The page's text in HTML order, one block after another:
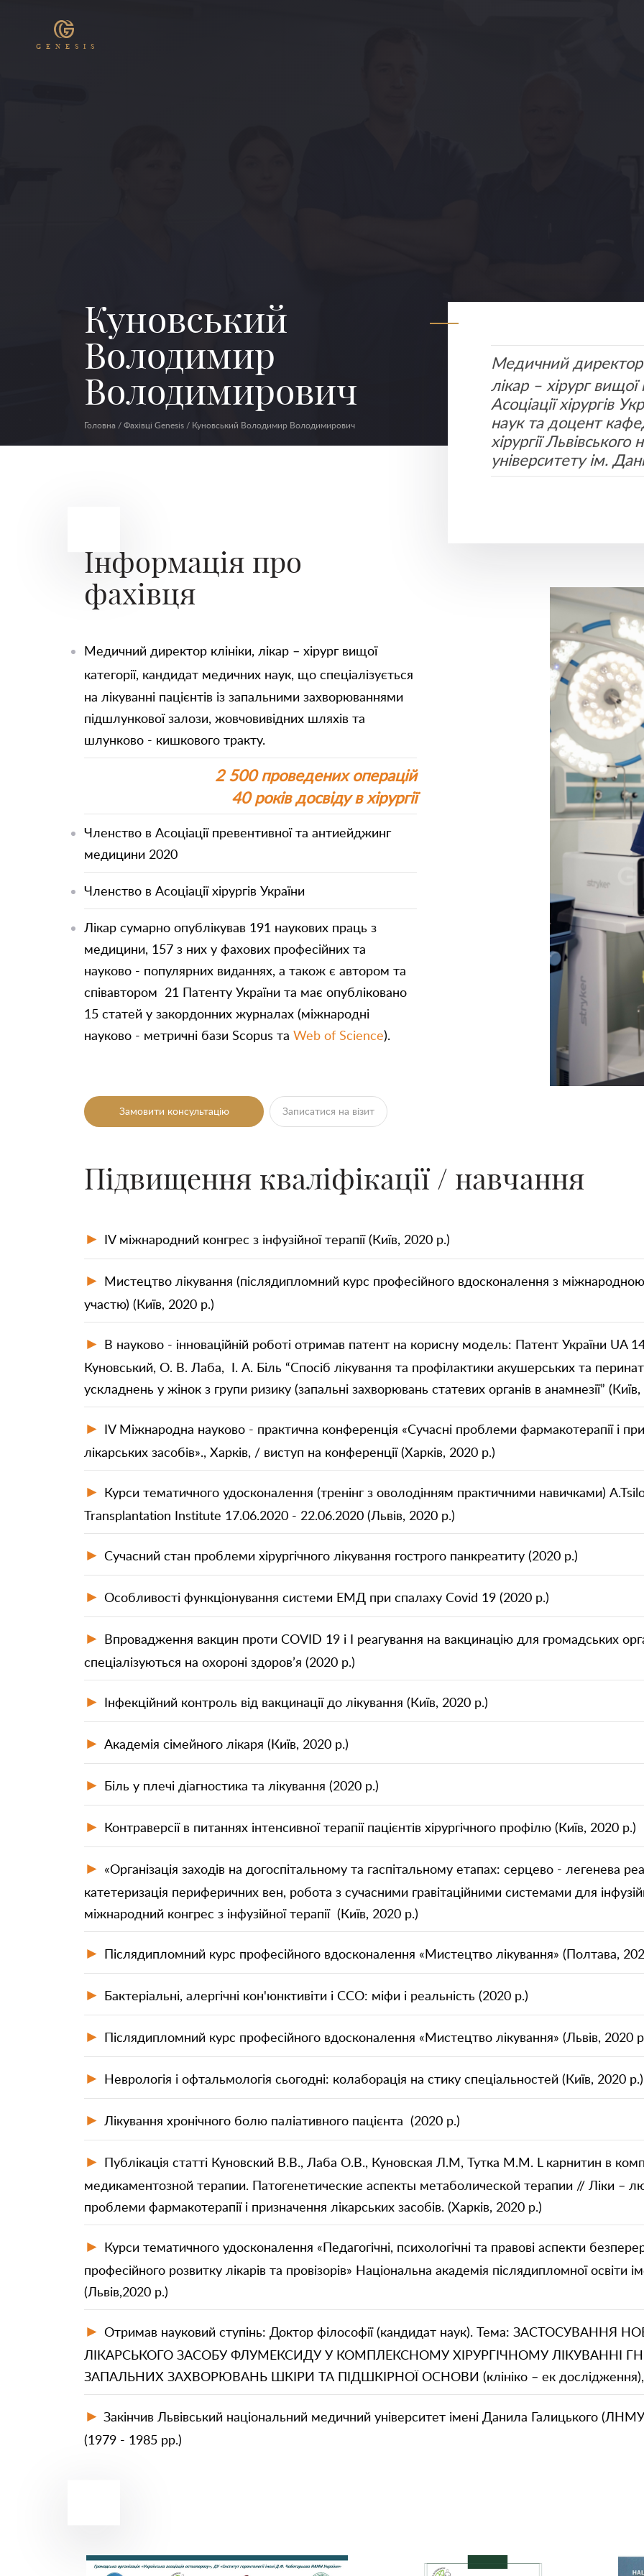
GENESIS
Куновський
Володимир
Володимирович
Головна/Фахівці Genesis/ Куновський Володимир Володимирович
Медичний директор
лікар – хірург вищої
Асоціації хірургів
наук та доцент
хірургії
університету ім.
Інформація про
фахівця
Медичний директор клініки, лікар – хірург вищої
категорії, кандидат медичних наук, що спеціалізується
на лікуванні пацієнтів із запальними захворюваннями
підшлункової залози, жовчовивідних шляхів та
шлунково - кишкового тракту.
2 500 проведених операцій
40 років досвіду в хірургії
Членство в Асоціації превентивної та антиейджинг
медицини 2020
Членство в Асоціації хірургів України
Лікар сумарно опублікував 191 наукових праць з
медицини, 157 з них у фахових професійних та
науково - популярних виданнях, а також є автором та
співавтором 21 Патенту України та має опубліковано
15 статей у закордонних журналах (міжнародні
науково - метричні бази Scopus та Web of Science).
Замовити консультацію Записатися на візит
Підвищення кваліфікації / навчання
► IV міжнародний конгрес з інфузійної терапії (Київ, 2020 р.)
► Мистецтво лікування (післядипломний курс професійного вдосконалення з міжнародною
участю) (Київ, 2020 р.)
► В науково - інноваційній роботі отримав патент на корисну модель: Патент України UA
Куновський, О. В. Лаба, І. А. Біль “Спосіб лікування та профілактики акушерських та
ускладнень у жінок з групи ризику (запальні захворювань статевих органів в анамнезії”
► ІV Міжнародна науково - практична конференція «Сучасні проблеми фармакотерапії і
лікарських засобів»., Харків, / виступ на конференції (Харків, 2020 р.)
► Курси тематичного удосконалення (тренінг з оволодінням практичними навичками)
Transplantation Institute 17.06.2020 - 22.06.2020 (Львів, 2020 р.)
► Сучасний стан проблеми хірургічного лікування гострого панкреатиту (2020 р.)
► Особливості функціонування системи ЕМД при спалаху Covid 19 (2020 р.)
► Впровадження вакцин проти COVID 19 і І реагування на вакцинацію для громадських
спеціалізуються на охороні здоров’я (2020 р.)
► Інфекційний контроль від вакцинації до лікування (Київ, 2020 р.)
► Академія сімейного лікаря (Київ, 2020 р.)
► Біль у плечі діагностика та лікування (2020 р.)
► Контраверсії в питаннях інтенсивної терапії пацієнтів хірургічного профілю (Київ, 2020 р.)
► «Організація заходів на догоспітальному та гаспітальному етапах: серцево - легенева
катетеризація периферичних вен, робота з сучасними гравітаційними системами для
міжнародний конгрес з інфузійної терапії (Київ, 2020 р.)
► Післядипломний курс професійного вдосконалення «Мистецтво лікування» (Полтава,
► Бактеріальні, алергічні кон'юнктивіти і ССО: міфи і реальність (2020 р.)
► Післядипломний курс професійного вдосконалення «Мистецтво лікування» (Львів, 2020
► Неврологія і офтальмологія сьогодні: колаборація на стику спеціальностей (Київ, 2020 р.)
► Лікування хронічного болю паліативного пацієнта (2020 р.)
► Публікація статті Куновский В.В., Лаба О.В., Куновская Л.М, Тутка М.М. L карнитин в
медикаментозной терапии. Патогенетические аспекты метаболической терапии // Ліки –
проблеми фармакотерапії і призначення лікарських засобів. (Харків, 2020 р.)
► Курси тематичного удосконалення «Педагогічні, психологічні та правові аспекти
професійного розвитку лікарів та провізорів» Національна академія післядипломної освіти
(Львів,2020 р.)
► Отримав науковий ступінь: Доктор філософії (кандидат наук). Тема: ЗАСТОСУВАННЯ
ЛІКАРСЬКОГО ЗАСОБУ ФЛУМЕКСИДУ У КОМПЛЕКСНОМУ ХІРУРГІЧНОМУ ЛІКУВАННІ
ЗАПАЛЬНИХ ЗАХВОРЮВАНЬ ШКІРИ ТА ПІДШКІРНОЇ ОСНОВИ (клініко – ек дослідження),
► Закінчив Львівський національний медичний університет імені Данила Галицького
(1979 - 1985 рр.)
Залишити контакти
Надіслати
Залишити контакти